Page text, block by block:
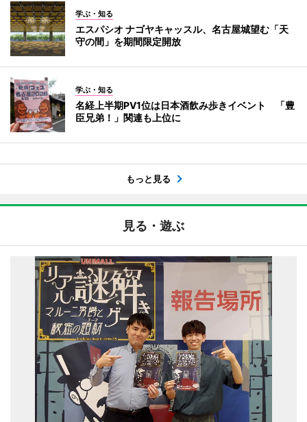
学ぶ・知る
エスパシオ ナゴヤキャッスル、名古屋城望む「天
守の間」を期間限定開放
学ぶ・知る
名経上半期PV1位は日本酒飲み歩きイベント 「豊
臣兄弟！」関連も上位に
もっと見る
見る・遊ぶ